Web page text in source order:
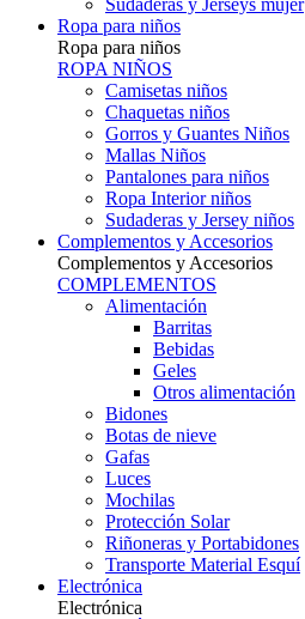
Sudaderas y Jerseys mujer
Ropa para niños
Ropa para niños
ROPA NIÑOS
Camisetas niños
Chaquetas niños
Gorros y Guantes Niños
Mallas Niños
Pantalones para niños
Ropa Interior niños
Sudaderas y Jersey niños
Complementos y Accesorios
Complementos y Accesorios
COMPLEMENTOS
Alimentación
Barritas
Bebidas
Geles
Otros alimentación
Bidones
Botas de nieve
Gafas
Luces
Mochilas
Protección Solar
Riñoneras y Portabidones
Transporte Material Esquí
Electrónica
Electrónica